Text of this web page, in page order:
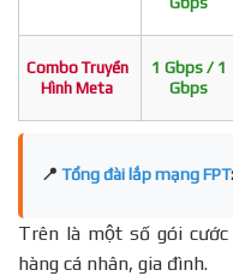
Combo Truyền
Hình Meta
1 Gbps / 1
Gbps
📍 Tổng đài lắp mạng FPT:
Trên là một số gói
hàng cá nhân, gia đình.